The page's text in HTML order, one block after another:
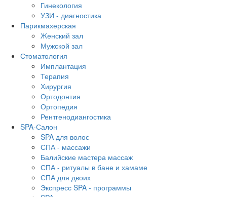
Гинекология
УЗИ - диагностика
Парикмахерская
Женский зал
Мужской зал
Стоматология
Имплантация
Терапия
Хирургия
Ортодонтия
Ортопедия
Рентгенодиангостика
SPA-Салон
SPA для волос
СПА - массажи
Балийские мастера массаж
СПА - ритуалы в бане и хамаме
СПА для двоих
Экспресс SPA - программы